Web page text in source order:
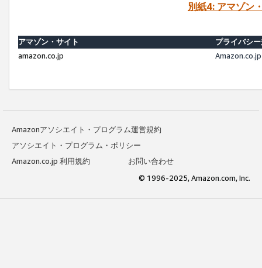
別紙4: アマゾン
アマゾン・サイト
プライバシ
amazon.co.jp
Amazonアソシエイト・プログラム運営規約
アソシエイト・プログラム・ポリシー
Amazon.co.jp 利用規約
お問い合わせ
© 1996-2025, Amazon.com, Inc.